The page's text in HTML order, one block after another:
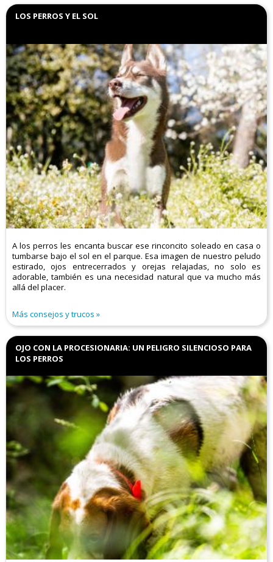
LOS PERROS Y EL SOL
A los perros les encanta buscar ese rinconcito soleado en casa o
tumbarse bajo el sol en el parque. Esa imagen de nuestro peludo
estirado, ojos entrecerrados y orejas relajadas, no solo es
adorable, también es una necesidad natural que va mucho más
allá del placer.
Más consejos y trucos
OJO CON LA PROCESIONARIA: UN PELIGRO SILENCIOSO PARA
LOS PERROS